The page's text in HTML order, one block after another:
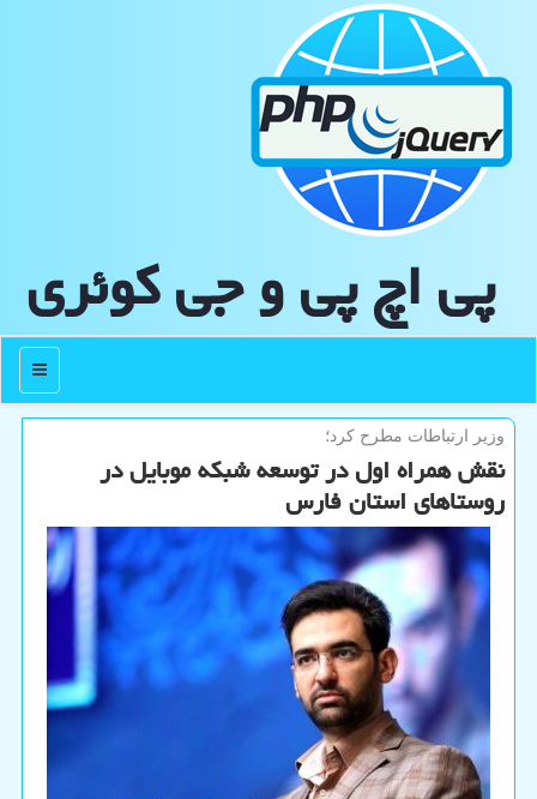
پی اچ پی و جی كوئری
منو
وزیر ارتباطات مطرح كرد؛
نقش همراه اول در توسعه شبكه موبایل در
روستاهای استان فارس